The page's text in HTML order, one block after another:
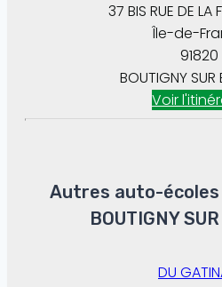
37 BIS RUE DE LA
BOUTIGNY SUR
Île-de-
91820
Voir
Autres auto-
BOUTIGNY
DU